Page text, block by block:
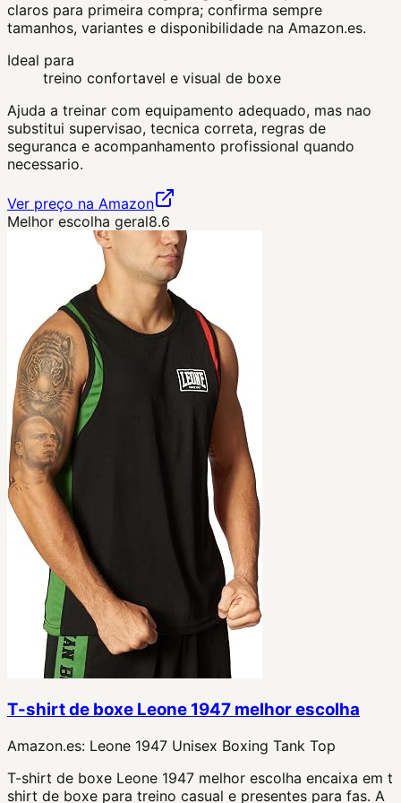
claros para primeira compra; confirma sempre
tamanhos, variantes e disponibilidade na Amazon.es.
Ideal para
treino confortavel e visual de boxe
Ajuda a treinar com equipamento adequado, mas nao
substitui supervisao, tecnica correta, regras de
seguranca e acompanhamento profissional quando
necessario.
Ver preço na Amazon
Melhor escolha geral8.6
T-shirt de boxe Leone 1947 melhor escolha
Amazon.es: Leone 1947 Unisex Boxing Tank Top
T-shirt de boxe Leone 1947 melhor escolha encaixa em t
shirt de boxe para treino casual e presentes para fas. A